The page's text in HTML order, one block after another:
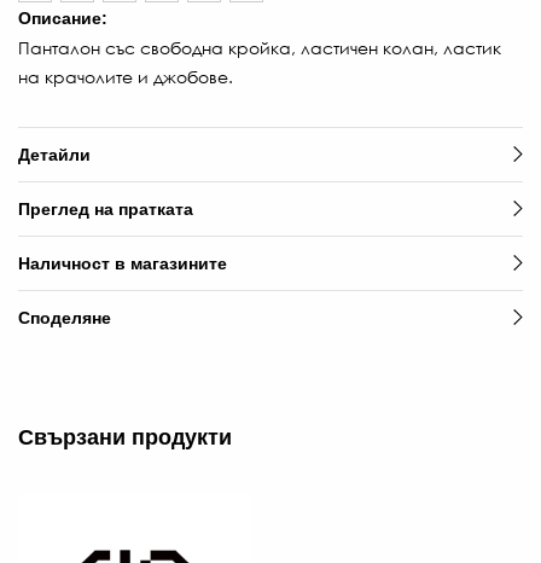
Описание:
Панталон със свободна кройка, ластичен колан, ластик
на крачолите и джобове.
Детайли
Преглед на пратката
Наличност в магазините
Споделяне
Свързани продукти